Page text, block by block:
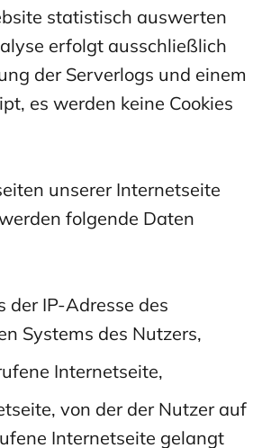
statistisch auswerten
erfolgt ausschließlich
der Serverlogs und einem
es werden keine Cookies
unserer Internetseite
folgende Daten
der IP-Adresse des
Systems des Nutzers,
Internetseite,
von der der Nutzer auf
Internetseite gelangt